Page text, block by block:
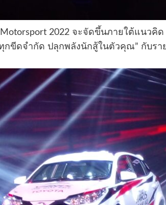
Motorsport 2022 จะจัดขึ้นภายใต้แนวคิด
กขีดจำกัด ปลุกพลังนักสู้ในตัวคุณ” กับรา